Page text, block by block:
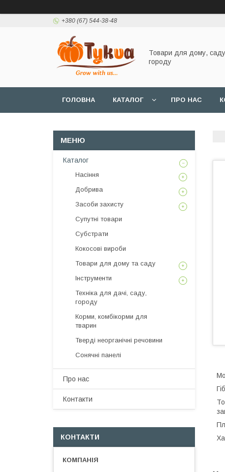
+380 (67) 544-38-48
Товари для дому,
городу
ГОЛОВНА КАТАЛОГ ПРО НАС
Каталог
Насіння
Добрива
Засоби захисту
Супутні товари
Субстрати
Кокосові вироби
Товари для дому та саду
Інструменти
Техніка для дачі, саду,
городу
Корми, комбікорми для
тварин
Тверді неорганічні речовини
Сонячні панелі
Про нас
Контакти
КОНТАКТИ